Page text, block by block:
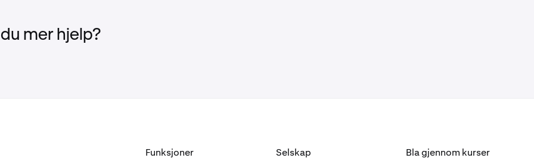
kreditering: Det er en mulighet for at innskudd ikke blir kreditert i det
mer hjelp?
Funksjoner Selskap Bla gjennom kurser